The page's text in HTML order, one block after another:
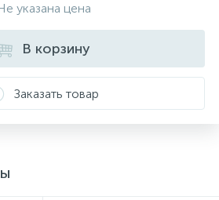
указана цена
В корзину
Заказать товар